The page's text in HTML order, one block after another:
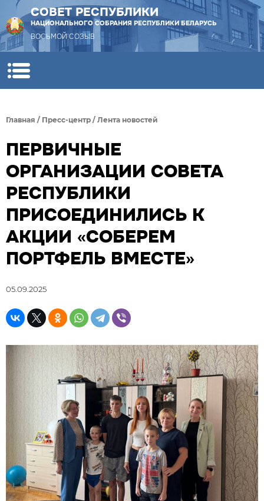
СОВЕТ РЕСПУБЛИКИ
НАЦИОНАЛЬНОГО СОБРАНИЯ РЕСПУБЛИКИ БЕЛАРУСЬ
ВОСЬМОЙ СОЗЫВ
Главная / Пресс-центр / Лента новостей
ПЕРВИЧНЫЕ
ОРГАНИЗАЦИИ СОВЕТА
РЕСПУБЛИКИ
ПРИСОЕДИНИЛИСЬ К
АКЦИИ «СОБЕРЕМ
ПОРТФЕЛЬ ВМЕСТЕ»
05.09.2025